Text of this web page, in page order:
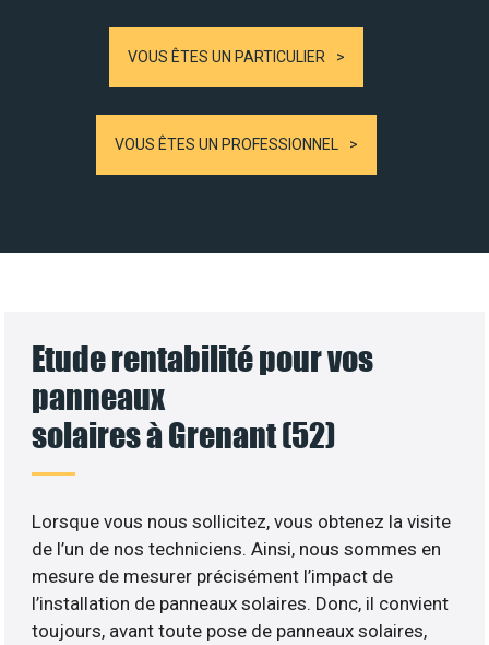
VOUS ÊTES UN PARTICULIER
VOUS ÊTES UN PROFESSIONNEL
Etude rentabilité pour vos
panneaux
solaires à Grenant (52)
Lorsque vous nous sollicitez, vous obtenez la visite
de l’un de nos techniciens. Ainsi, nous sommes en
mesure de mesurer précisément l’impact de
l’installation de panneaux solaires. Donc, il convient
toujours, avant toute pose de panneaux solaires,